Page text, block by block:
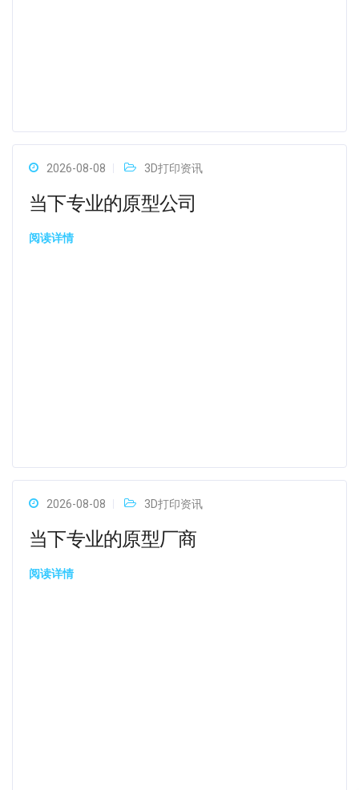
2026-08-08 3D打印资讯
当下专业的原型公司
阅读详情
2026-08-08 3D打印资讯
当下专业的原型厂商
阅读详情